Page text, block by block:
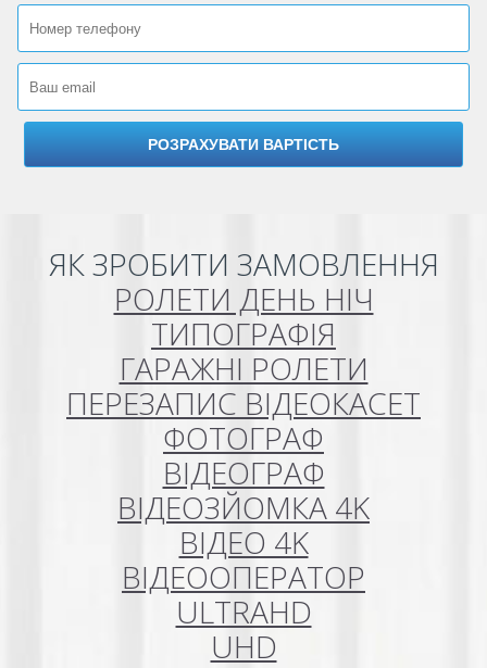
ЯК ЗРОБИТИ ЗАМОВЛЕННЯ
РОЛЕТИ ДЕНЬ НІЧ
ТИПОГРАФІЯ
ГАРАЖНІ РОЛЕТИ
ПЕРЕЗАПИС ВІДЕОКАСЕТ
ФОТОГРАФ
ВІДЕОГРАФ
ВІДЕОЗЙОМКА 4K
ВІДЕО 4K
ВІДЕООПЕРАТОР
ULTRAHD
UHD